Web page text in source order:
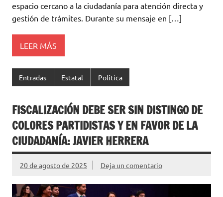
espacio cercano a la ciudadanía para atención directa y
gestión de trámites. Durante su mensaje en […]
LEER MÁS
Entradas Estatal Política
FISCALIZACIÓN DEBE SER SIN DISTINGO DE
COLORES PARTIDISTAS Y EN FAVOR DE LA
CIUDADANÍA: JAVIER HERRERA
20 de agosto de 2025 Deja un comentario